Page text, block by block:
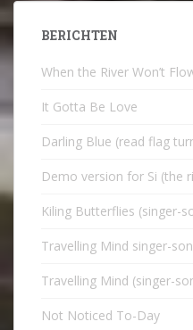
BERICHTEN
When the River Won’t
It Gotta Be Love
Darling Blue (read flag
Demo version for Si (the
Kiling Butterflies (singer-
Travelling Mind singer-
Travelling Mind (singer-
Not Noticed To-Day